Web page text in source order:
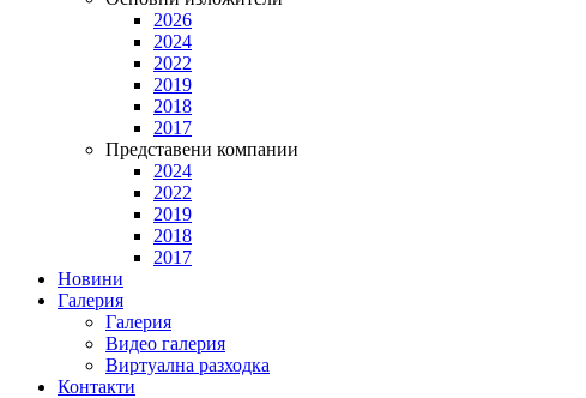
2026
2024
2022
2019
2018
2017
Представени компании
2024
2022
2019
2018
2017
Новини
Галерия
Галерия
Видео галерия
Виртуална разходка
Контакти